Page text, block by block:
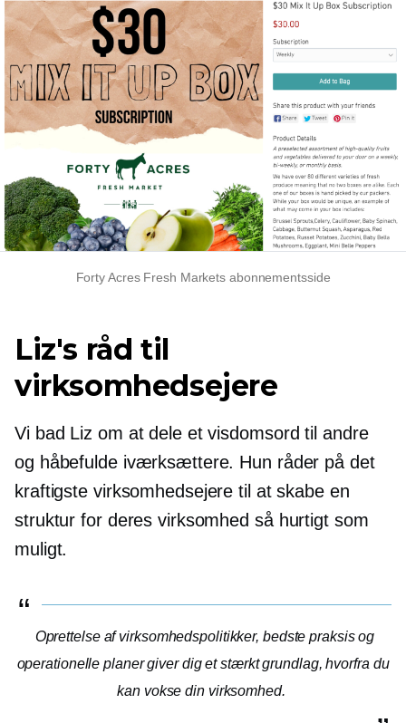
Forty Acres Fresh Markets abonnementsside
Liz's råd til
virksomhedsejere
Vi bad Liz om at dele et visdomsord til andre
og håbefulde iværksættere. Hun råder på det
kraftigste virksomhedsejere til at skabe en
struktur for deres virksomhed så hurtigt som
muligt.
Oprettelse af virksomhedspolitikker, bedste praksis og
operationelle planer giver dig et stærkt grundlag, hvorfra du
kan vokse din virksomhed.